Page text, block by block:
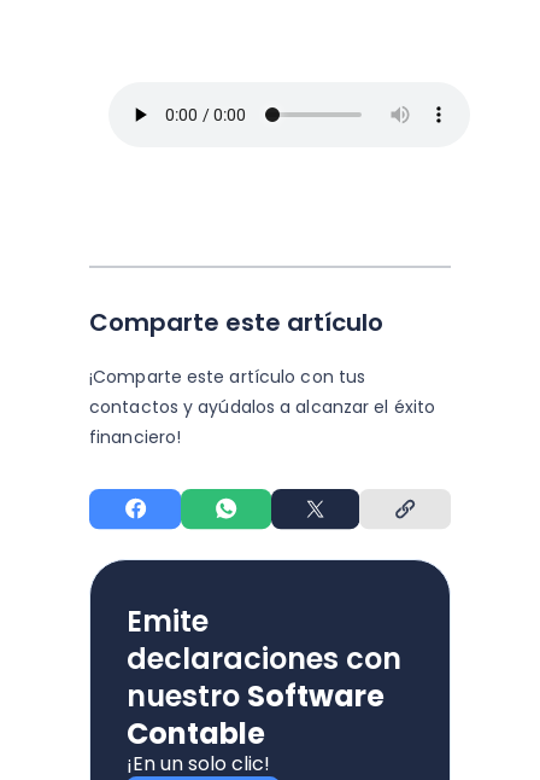
Comparte este artículo
¡Comparte este artículo con tus
contactos y ayúdalos a alcanzar el éxito
financiero!
Emite
declaraciones con
nuestro Software
Contable
¡En un solo clic!